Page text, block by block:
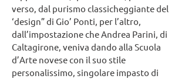
verso, dal purismo classicheggiante del
‘design” di Gio’ Ponti, per l’altro,
dall’impostazione che Andrea Parini, di
Caltagirone, veniva dando alla Scuola
d’Arte novese con il suo stile
personalissimo, singolare impasto di